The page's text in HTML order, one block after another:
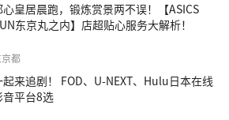
心皇居晨跑，锻炼赏景两不误！【ASICS
东京丸之内】店超贴心服务大解析！
都
起来追剧！ FOD、U-NEXT、Hulu日本在线
音平台8选